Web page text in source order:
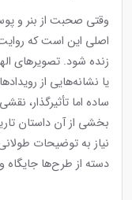
وقتی صحبت از بنر و
اصلی این است که
زنده شود. تصویرهای
یا نشانه‌هایی از
ساده اما تأثیرگذار،
بخشی از آن داستان
نیاز به توضیحات
دسته از طرح‌ها جایگاه